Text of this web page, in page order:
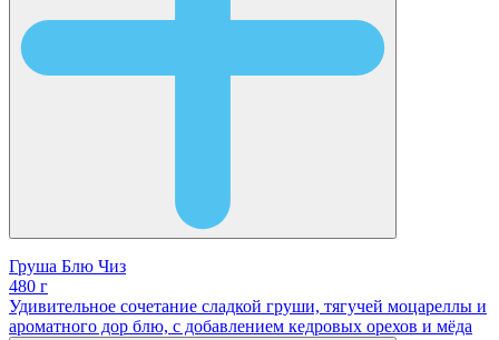
Груша Блю Чиз
480 г
Удивительное сочетание сладкой груши, тягучей моцареллы и
ароматного дор блю, с добавлением кедровых орехов и мёда